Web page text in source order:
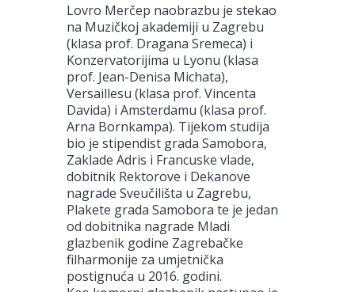
Lovro Merčep naobrazbu je stekao
na Muzičkoj akademiji u Zagrebu
(klasa prof. Dragana Sremeca) i
Konzervatorijima u Lyonu (klasa
prof. Jean-Denisa Michata),
Versaillesu (klasa prof. Vincenta
Davida) i Amsterdamu (klasa prof.
Arna Bornkampa). Tijekom studija
bio je stipendist grada Samobora,
Zaklade Adris i Francuske vlade,
dobitnik Rektorove i Dekanove
nagrade Sveučilišta u Zagrebu,
Plakete grada Samobora te je jedan
od dobitnika nagrade Mladi
glazbenik godine Zagrebačke
filharmonije za umjetnička
postignuća u 2016. godini.